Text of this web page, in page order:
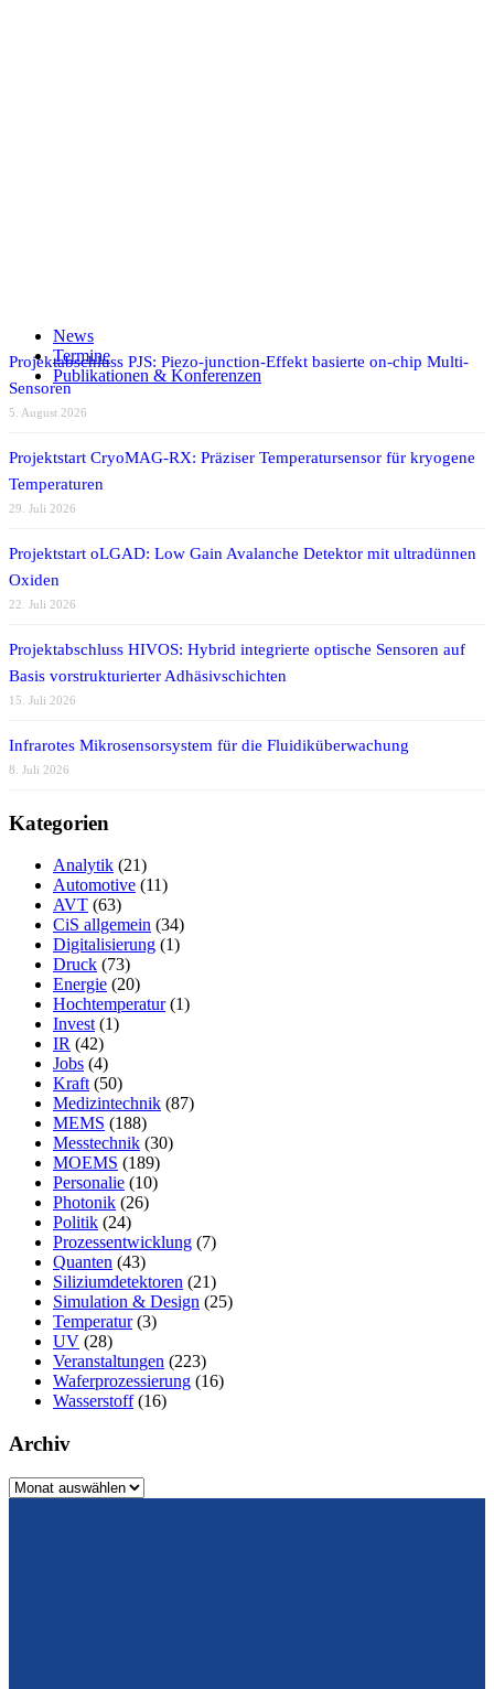
Teilen auf LinkedIn
Per E-Mail teilen
News
Termine
Publikationen & Konferenzen
Projektabschluss PJS: Piezo-junction-Effekt basierte on-chip Multi-
Sensoren
5. August 2026
Projektstart CryoMAG-RX: Präziser Temperatursensor für kryogene
Temperaturen
29. Juli 2026
Projektstart oLGAD: Low Gain Avalanche Detektor mit ultradünnen
Oxiden
22. Juli 2026
Projektabschluss HIVOS: Hybrid integrierte optische Sensoren auf
Basis vorstrukturierter Adhäsivschichten
15. Juli 2026
Infrarotes Mikrosensorsystem für die Fluidiküberwachung
8. Juli 2026
Kategorien
Analytik (21)
Automotive (11)
AVT (63)
CiS allgemein (34)
Digitalisierung (1)
Druck (73)
Energie (20)
Hochtemperatur(1)
Invest (1)
IR (42)
Jobs (4)
Kraft (50)
Medizintechnik (87)
MEMS (188)
Messtechnik (30)
MOEMS (189)
Personalie (10)
Photonik (26)
Politik (24)
Prozessentwicklung (7)
Quanten (43)
Siliziumdetektoren (21)
Simulation & Design (25)
Temperatur(3)
UV (28)
Veranstaltungen (223)
Waferprozessierung (16)
Wasserstoff(16)
Archiv
Archiv